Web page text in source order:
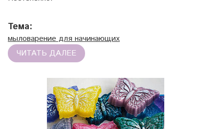
Тема:
мыловарение для начинающих
ЧИТАТЬ ДАЛЕЕ